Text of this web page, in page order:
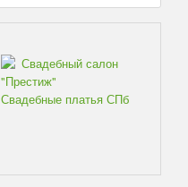
Свадебный салон
"Престиж"
Свадебные платья СПб